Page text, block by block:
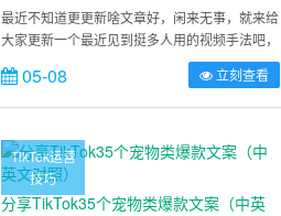
（仅供参考）
最近不知道更更新啥文章好，闲来无事，就来给
大家更新一个最近见到挺多人用的视频手法吧，
据说播放量还行，之前还有人拿来做中视频，不
知道现在还行不行当然，即使过中视频审核不
行，拿来起号还是可以的本文仅做分享参考，不
近热门的TikTok起号视频编辑手法-分屏大家如
果账号在卡播放或是起号失败准备弃号时可以尝
试这种视频编辑……
05-08 立刻查看
TikTok运营
技巧
分享TikTok35个宠物类爆款文案（中英